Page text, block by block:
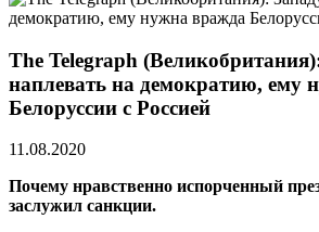
The Telegraph
наплевать на демократию, ему
Белоруссии с Россией
11.08.2020
Почему нравственно испорченный
заслужил санкции.